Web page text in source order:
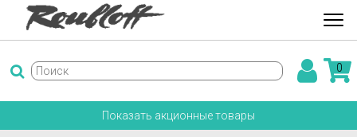
0
Показать акционные товары